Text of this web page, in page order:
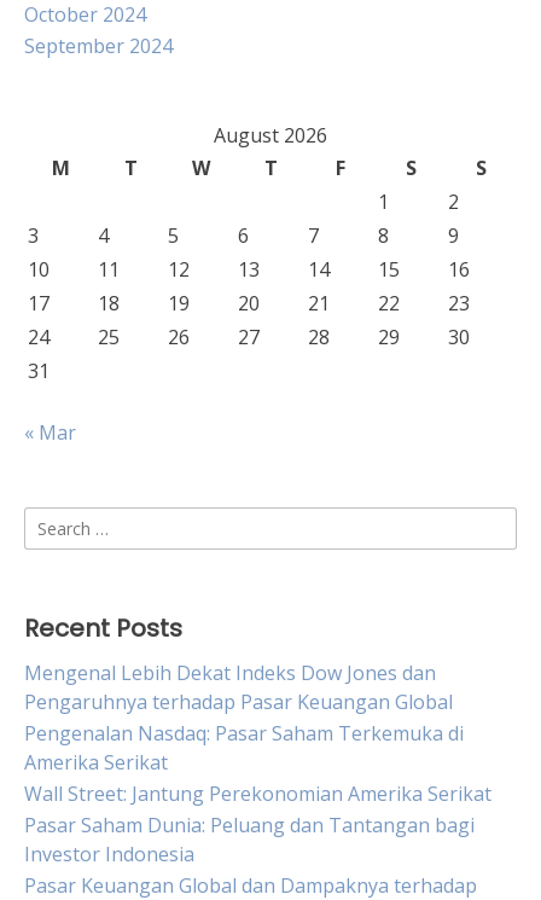
October 2024
September 2024
August 2026
M
T W T F S
S
1
2
3
4 5 6 7 8
9
10
11 12 13 14 15
16
17
18 19 20 21 22
23
24
25 26 27 28 29
30
31
« Mar
Search
for:
Recent Posts
Mengenal Lebih Dekat Indeks Dow Jones dan
Pengaruhnya terhadap Pasar Keuangan Global
Pengenalan Nasdaq: Pasar Saham Terkemuka di
Amerika Serikat
Wall Street: Jantung Perekonomian Amerika Serikat
Pasar Saham Dunia: Peluang dan Tantangan bagi
Investor Indonesia
Pasar Keuangan Global dan Dampaknya terhadap